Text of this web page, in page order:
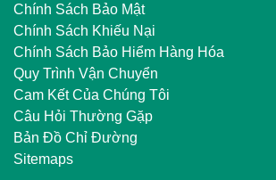
Chính Sách Bảo Mật
Chính Sách Khiếu Nại
Chính Sách Bảo Hiểm Hàng Hóa
Quy Trình Vận Chuyển
Cam Kết Của Chúng Tôi
Câu Hỏi Thường Gặp
Bản Đồ Chỉ Đường
Sitemaps